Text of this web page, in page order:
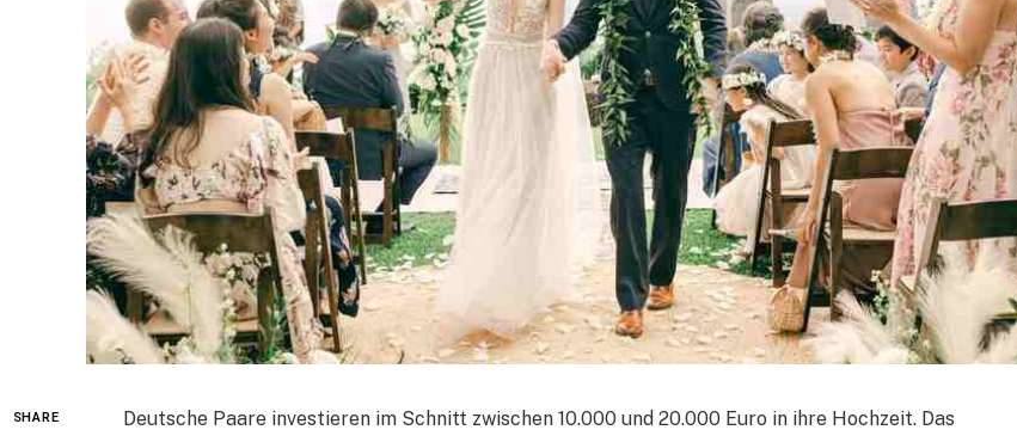
SHARE
Deutsche Paare investieren im Schnitt zwischen 10.000 und 20.000 Euro in ihre Hochzeit. Das